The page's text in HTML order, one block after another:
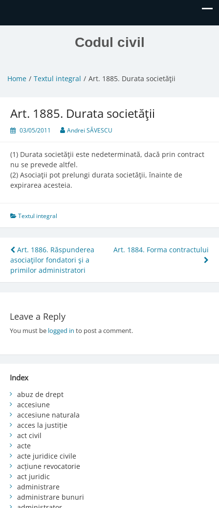
Codul civil
Home Textul integral Art. 1885. Durata societăţii
Art. 1885. Durata societăţii
03/05/2011 Andrei SĂVESCU
(1) Durata societăţii este nedeterminată, dacă prin contract
nu se prevede altfel.
(2) Asociaţii pot prelungi durata societăţii, înainte de
expirarea acesteia.
Textul integral
Post
navigation
Art. 1886. Răspunderea
asociaţilor fondatori şi a
primilor administratori
Art. 1884. Forma contractului
Leave a Reply
You must be logged in to post a comment.
Index
abuz de drept
accesiune
accesiune naturala
acces la justiție
act civil
acte
acte juridice civile
acțiune revocatorie
act juridic
administrare
administrare bunuri